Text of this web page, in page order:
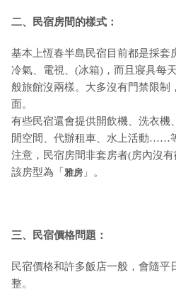
二、民宿房間的樣式：
基本上恆春半島民宿目前都是採套
冷氣、電視、(冰箱)，而且寢具每
般旅館沒兩樣。大多沒有門禁限制
面。
有些民宿還會提供開飲機、洗衣機
閒空間、代辦租車、水上活動……
注意，民宿房間非套房者(房內沒
該房型為「 雅房 」。
三、民宿價格問題：
民宿價格和許多飯店一般，會隨平
整。